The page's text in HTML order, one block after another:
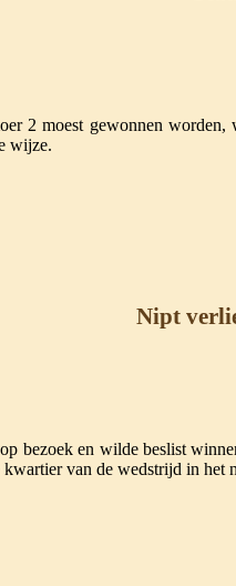
2 moest gewonnen
wijze.
Nipt
bezoek en wilde beslist
van de wedstrijd in